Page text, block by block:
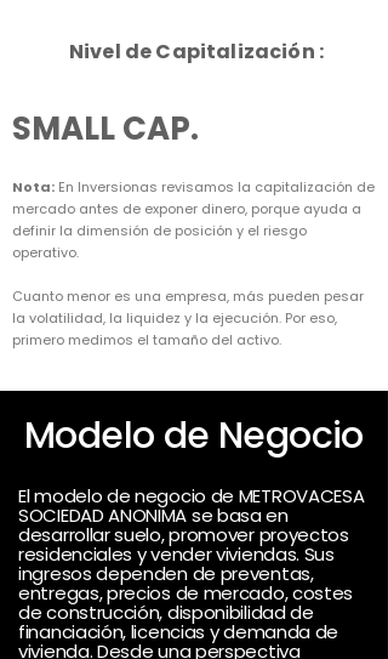
Nivel de Capitalización :
SMALL CAP.
Nota: En Inversionas revisamos la capitalización de
mercado antes de exponer dinero, porque ayuda a
definir la dimensión de posición y el riesgo
operativo.
Cuanto menor es una empresa, más pueden pesar
la volatilidad, la liquidez y la ejecución. Por eso,
primero medimos el tamaño del activo.
Modelo de Negocio
El modelo de negocio de METROVACESA
SOCIEDAD ANONIMA se basa en
desarrollar suelo, promover proyectos
residenciales y vender viviendas. Sus
ingresos dependen de preventas,
entregas, precios de mercado, costes
de construcción, disponibilidad de
financiación, licencias y demanda de
vivienda. Desde una perspectiva